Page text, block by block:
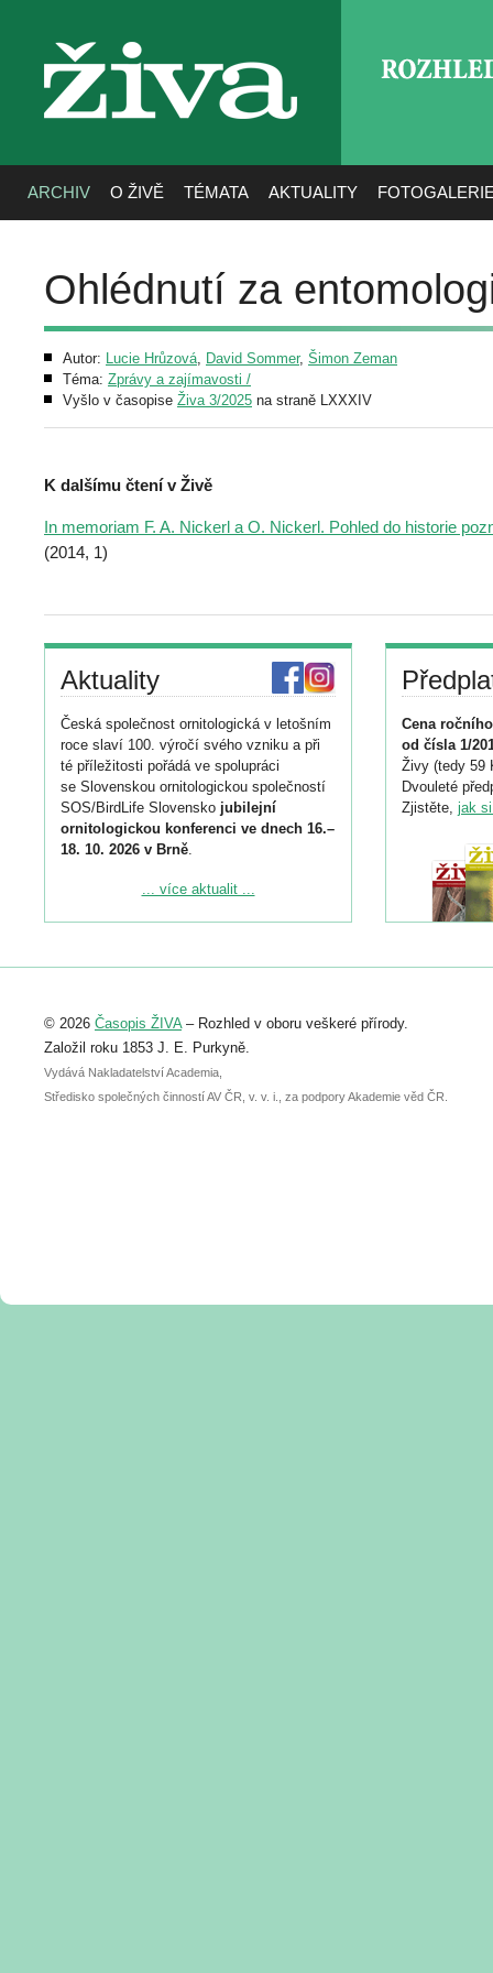
živa
ARCHIV O ŽIVĚ TÉMATA AKTUALITY
Ohlédnutí za
Autor: Lucie Hrůzová, David Sommer, Šimon Zeman
Téma: Zprávy a zajímavosti /
Vyšlo v časopise Živa 3/2025 na straně LXXXIV
K dalšímu čtení v Živě
In memoriam F. A. Nickerl a O. Nickerl. Pohled do historie
(2014, 1)
Aktuality
Česká společnost ornitologická v letošním
roce slaví 100. výročí svého vzniku a při
té příležitosti pořádá ve spolupráci
se Slovenskou ornitologickou společností
SOS/BirdLife Slovensko jubilejní
ornitologickou konferenci ve dnech 16.–
18. 10. 2026 v Brně.
Podrobnější informace ke konferenci
Registrovat se můžete do 6. září.
abstraktu přihlášené přednášky nebo
posteru je už 30. června.
... více aktualit ...
Cena
od čísla 1/
Živy (tedy 59
Dvouleté
Zjistěte, jak
© 2026 Časopis ŽIVA– Rozhled v oboru veškeré přírody.
Založil roku 1853 J. E. Purkyně.
Vydává Nakladatelství Academia,
Středisko společných činností AV ČR, v. v. i., za podpory Akademie věd ČR.